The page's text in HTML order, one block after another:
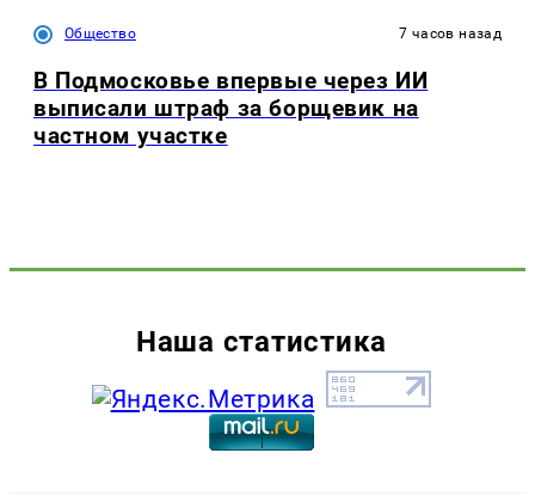
Общество 7 часов назад
В Подмосковье впервые через ИИ
выписали штраф за борщевик на
частном участке
Наша статистика